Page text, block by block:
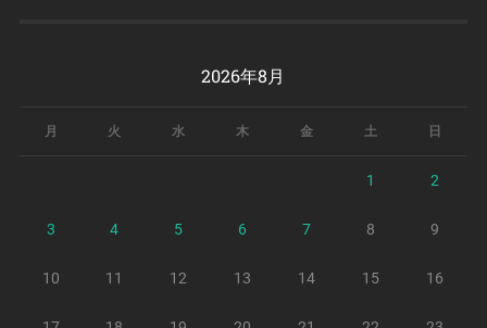
2026年8月
月 火 水 木 金 土 日
1 2
3 4 5 6 7 8 9
10 11 12 13 14 15 16